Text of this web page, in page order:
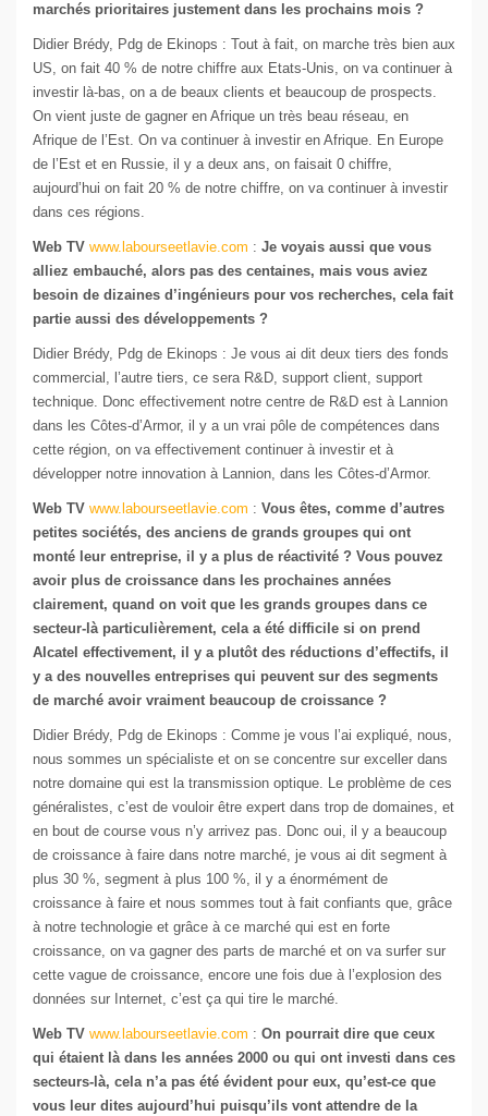
marchés prioritaires justement dans les prochains mois ?
Didier Brédy, Pdg de Ekinops : Tout à fait, on marche très bien aux
US, on fait 40 % de notre chiffre aux Etats-Unis, on va continuer à
investir là-bas, on a de beaux clients et beaucoup de prospects.
On vient juste de gagner en Afrique un très beau réseau, en
Afrique de l’Est. On va continuer à investir en Afrique. En Europe
de l’Est et en Russie, il y a deux ans, on faisait 0 chiffre,
aujourd’hui on fait 20 % de notre chiffre, on va continuer à investir
dans ces régions.
Web TV www.labourseetlavie.com : Je voyais aussi que vous
alliez embauché, alors pas des centaines, mais vous aviez
besoin de dizaines d’ingénieurs pour vos recherches, cela fait
partie aussi des développements ?
Didier Brédy, Pdg de Ekinops : Je vous ai dit deux tiers des fonds
commercial, l’autre tiers, ce sera R&D, support client, support
technique. Donc effectivement notre centre de R&D est à Lannion
dans les Côtes-d’Armor, il y a un vrai pôle de compétences dans
cette région, on va effectivement continuer à investir et à
développer notre innovation à Lannion, dans les Côtes-d’Armor.
Web TV www.labourseetlavie.com : Vous êtes, comme d’autres
petites sociétés, des anciens de grands groupes qui ont
monté leur entreprise, il y a plus de réactivité ? Vous pouvez
avoir plus de croissance dans les prochaines années
clairement, quand on voit que les grands groupes dans ce
secteur-là particulièrement, cela a été difficile si on prend
Alcatel effectivement, il y a plutôt des réductions d’effectifs, il
y a des nouvelles entreprises qui peuvent sur des segments
de marché avoir vraiment beaucoup de croissance ?
Didier Brédy, Pdg de Ekinops : Comme je vous l’ai expliqué, nous,
nous sommes un spécialiste et on se concentre sur exceller dans
notre domaine qui est la transmission optique. Le problème de ces
généralistes, c’est de vouloir être expert dans trop de domaines, et
en bout de course vous n’y arrivez pas. Donc oui, il y a beaucoup
de croissance à faire dans notre marché, je vous ai dit segment à
plus 30 %, segment à plus 100 %, il y a énormément de
croissance à faire et nous sommes tout à fait confiants que, grâce
à notre technologie et grâce à ce marché qui est en forte
croissance, on va gagner des parts de marché et on va surfer sur
cette vague de croissance, encore une fois due à l’explosion des
données sur Internet, c’est ça qui tire le marché.
Web TV www.labourseetlavie.com : On pourrait dire que ceux
qui étaient là dans les années 2000 ou qui ont investi dans ces
secteurs-là, cela n’a pas été évident pour eux, qu’est-ce que
vous leur dites aujourd’hui puisqu’ils vont attendre de la